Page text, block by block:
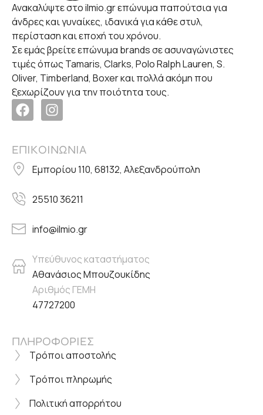
Ανακαλύψτε στο ilmio.gr επώνυμα παπούτσια για
άνδρες και γυναίκες, ιδανικά για κάθε στυλ,
περίσταση και εποχή του χρόνου.
Σε εμάς βρείτε επώνυμα brands σε ασυναγώνιστες
τιμές όπως Tamaris, Clarks, Polo Ralph Lauren, S.
Oliver, Timberland, Boxer και πολλά ακόμη που
ξεχωρίζουν για την ποιότητα τους.
ΕΠΙΚΟΙΝΩΝΙΑ
Εμπορίου 110, 68132, Αλεξανδρούπολη
25510 36211
info@ilmio.gr
Υπεύθυνος καταστήματος
Αθανάσιος Μπουζουκίδης
Αριθμός ΓΕΜΗ
47727200
ΠΛΗΡΟΦΟΡΙΕΣ
Τρόποι αποστολής
Τρόποι πληρωμής
Πολιτική απορρήτου